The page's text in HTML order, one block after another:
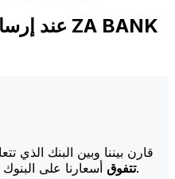
قارن بيننا وبين البنك الذي
تتفوقأسعارنا على البنوك الكبرى، مما يزيد من قيمة تحويلك.